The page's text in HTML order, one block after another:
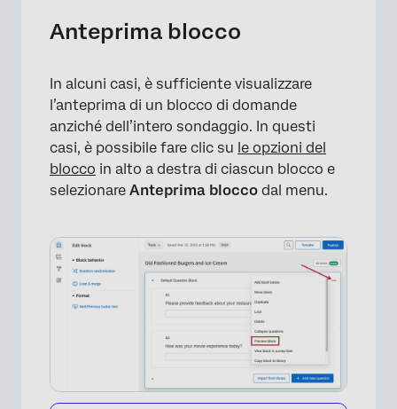
Anteprima blocco
In alcuni casi, è sufficiente visualizzare
l’anteprima di un blocco di domande
anziché dell’intero sondaggio. In questi
casi, è possibile fare clic su le opzioni del
blocco in alto a destra di ciascun blocco e
selezionare Anteprima blocco dal menu.